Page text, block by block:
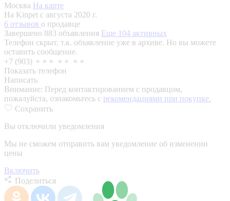
Москва На карте
На Kinpet c августа 2020 г.
6 отзывов о продавце
Завершено 883 объявления Еще 104 активных
Телефон скрыт, т.к. объявление уже в архиве. Но вы можете
оставить сообщение.
+7 (903) ⚬⚬⚬ ⚬⚬ ⚬⚬
Показать телефон
Написать
Внимание: Перед контактированием с продавцом,
пожалуйста, ознакомьтесь с рекомендациями при покупке.
Сохранить
Вы отключили уведомления
Мы не сможем отправить вам уведомление об изменении
цены
Включить
Поделиться